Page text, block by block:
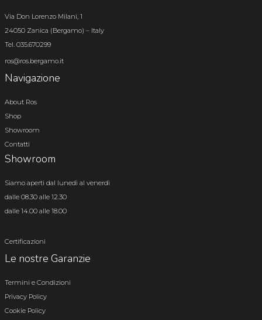
Via Don Lorenzo Milani, 1
24050 Zanica (Bergamo) – Italy
Tel. 035.670299
ros@ros.bergamo.it
Navigazione
About Ros
Shop
Showroom
Contatti
Showroom
Siamo aperti dal lunedì al venerdì
dalle 08.30 alle 12.30
dalle 14.00 alle 18.00
Certificazioni
Le nostre Garanzie
Termini e Condizioni
Privacy Policy
Cookie Policy